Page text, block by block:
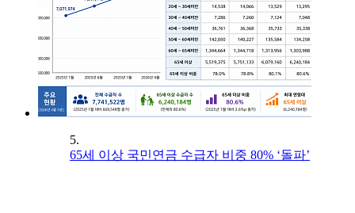
5.
65세 이상 국민연금 수급자 비중 80% ‘돌파’